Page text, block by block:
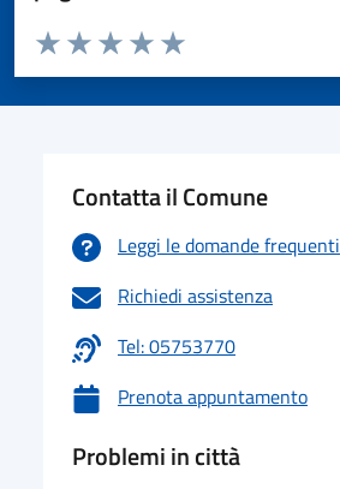
Valuta da 1 a 5 stelle la pagina
Valuta 5 stelle su 5
Valuta 4 stelle su 5
Valuta 3 stelle su 5
Valuta 2 stelle su 5
Valuta 1 stelle su 5
Contatta il Comune
Leggi le domande frequenti
Richiedi assistenza
Tel: 05753770
Prenota appuntamento
Problemi in città